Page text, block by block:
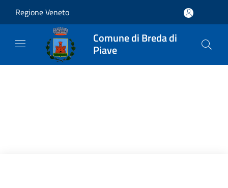
Regione Veneto
Comune di Breda di
Piave